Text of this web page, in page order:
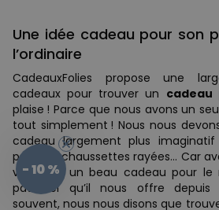
Une idée cadeau pour son
l’ordinaire
CadeauxFolies propose une
cadeaux pour trouver un cadeau
plaise ! Parce que nous avons un
tout simplement ! Nous nous
cadeau largement plus
paire de chaussettes rayées… Car
vraiment un beau cadeau pour le
paternel qu’il nous offre depuis
souvent, nous nous disons que
- 10 %